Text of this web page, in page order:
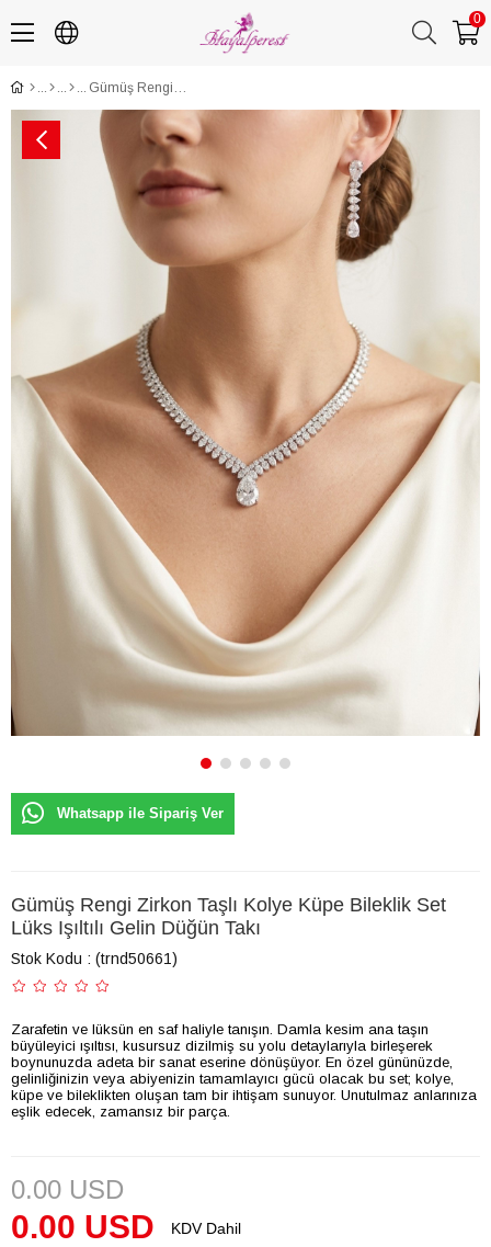
0
Gümüş Rengi Zirkon Taşlı Kolye Küpe Bileklik Set Lüks Işıltılı Gelin Düğün Takı
Whatsapp ile Sipariş Ver
Gümüş Rengi Zirkon Taşlı Kolye Küpe Bileklik Set
Lüks Işıltılı Gelin Düğün Takı
Stok Kodu (trnd50661)
Zarafetin ve lüksün en saf haliyle tanışın. Damla kesim ana taşın
büyüleyici ışıltısı, kusursuz dizilmiş su yolu detaylarıyla birleşerek
boynunuzda adeta bir sanat eserine dönüşüyor. En özel gününüzde,
gelinliğinizin veya abiyenizin tamamlayıcı gücü olacak bu set; kolye,
küpe ve bileklikten oluşan tam bir ihtişam sunuyor. Unutulmaz anlarınıza
eşlik edecek, zamansız bir parça.
0.00 USD
KDV Dahil
0.00 USD